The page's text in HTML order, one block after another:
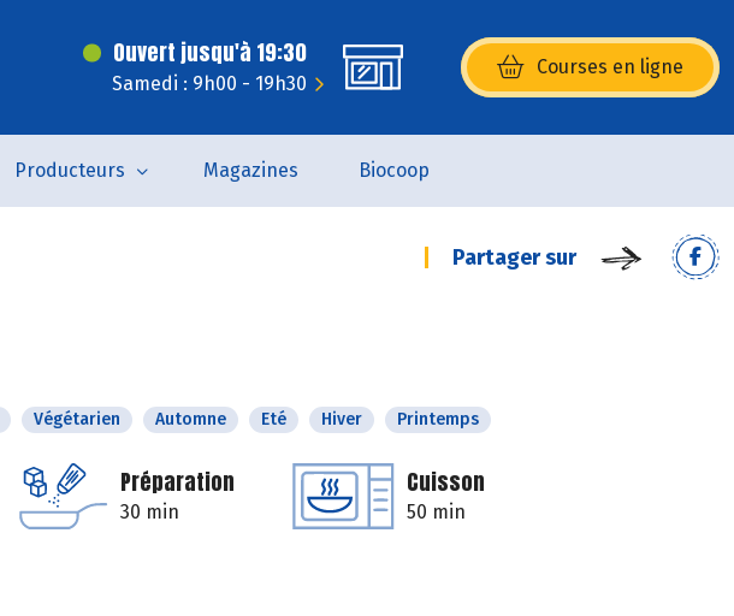
Ouvert jusqu'à 19:30
Samedi : 9h00 - 19h30
Courses en ligne
(s’ouvre dans une nouvelle
Producteurs Magazines Biocoop
Partager sur
Végétarien Automne Eté Hiver Printemps
Préparation
30 min
Cuisson
50 min